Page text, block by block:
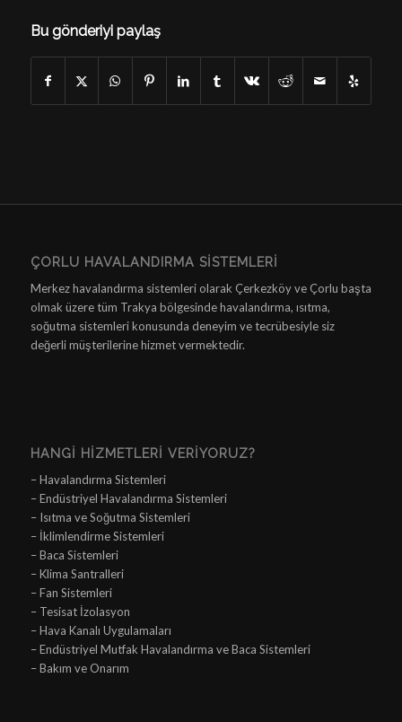
Bu gönderiyi paylaş
ÇORLU HAVALANDIRMA SISTEMLERI
Merkez havalandırma sistemleri olarak Çerkezköy ve Çorlu başta
olmak üzere tüm Trakya bölgesinde havalandırma, ısıtma,
soğutma sistemleri konusunda deneyim ve tecrübesiyle siz
değerli müşterilerine hizmet vermektedir.
HANGI HIZMETLERI VERIYORUZ?
– Havalandırma Sistemleri
– Endüstriyel Havalandırma Sistemleri
– Isıtma ve Soğutma Sistemleri
– İklimlendirme Sistemleri
– Baca Sistemleri
– Klima Santralleri
– Fan Sistemleri
– Tesisat İzolasyon
– Hava Kanalı Uygulamaları
– Endüstriyel Mutfak Havalandırma ve Baca Sistemleri
– Bakım ve Onarım